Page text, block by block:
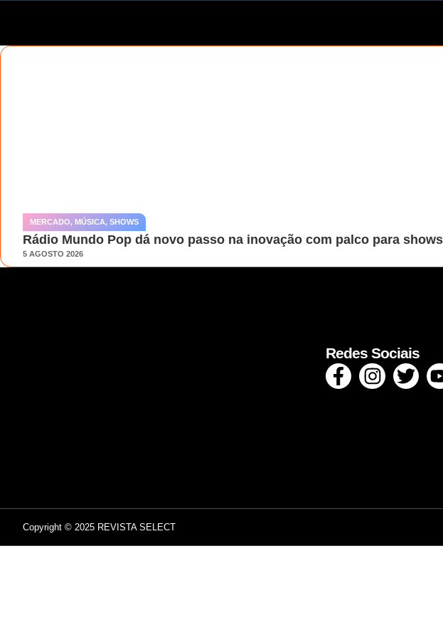
MERCADO, MÚSICA, SHOWS
Rádio Mundo Pop dá novo passo na inovação com palco para
5 AGOSTO 2026
Redes Sociais
Copyright © 2025 REVISTA SELECT